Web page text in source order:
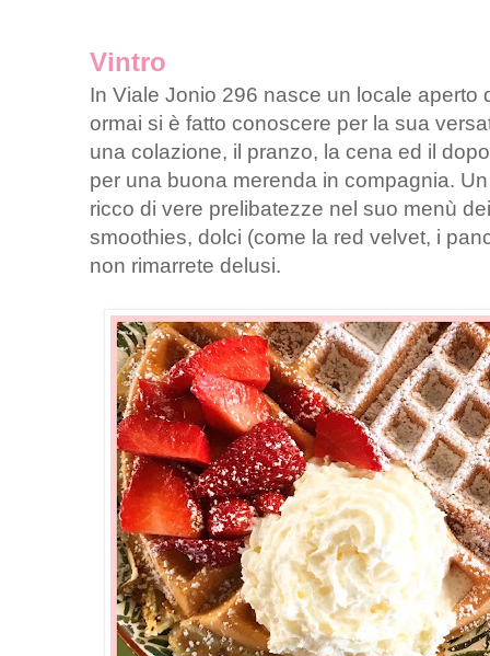
Vintro
In Viale Jonio 296 nasce un locale aperto
ormai si è fatto conoscere per la sua
una colazione, il pranzo, la cena ed il
per una buona merenda in compagnia.
ricco di vere prelibatezze nel suo menù
smoothies, dolci (come la red velvet, i
non rimarrete delusi.